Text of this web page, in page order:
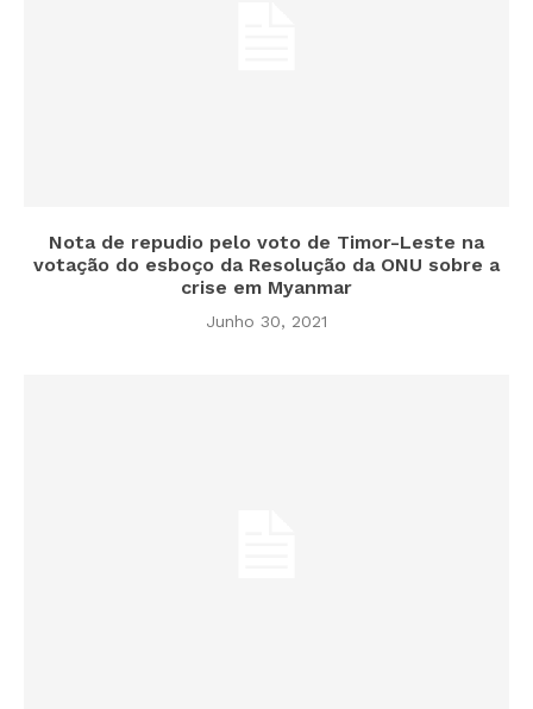
Nota de repudio pelo voto de Timor-Leste na
votação do esboço da Resolução da ONU sobre a
crise em Myanmar
Junho 30, 2021